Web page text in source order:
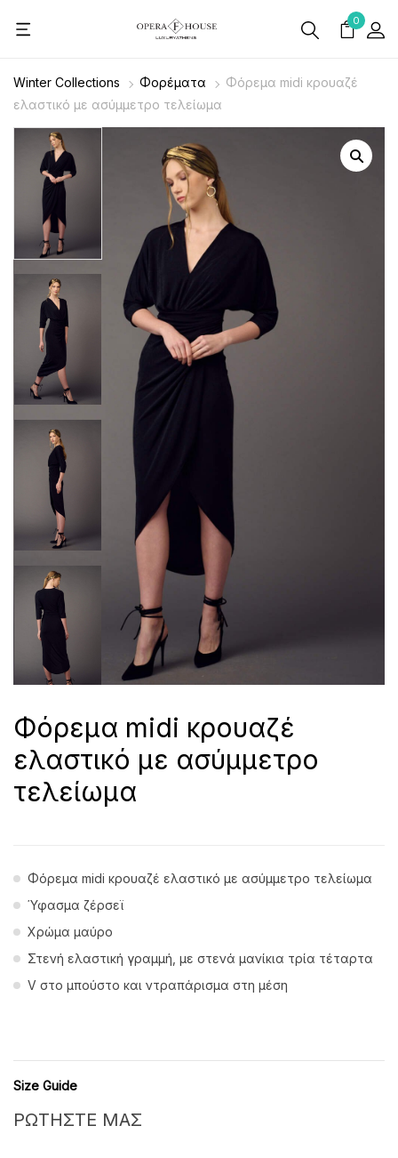
0
Winter Collections Φορέματα
Φόρεμα midi κρουαζέ
ελαστικό με ασύμμετρο τελείωμα
Φόρεμα midi κρουαζέ
ελαστικό με ασύμμετρο
τελείωμα
Φόρεμα midi κρουαζέ ελαστικό με ασύμμετρο τελείωμα
Ύφασμα ζέρσεϊ
Χρώμα μαύρο
Στενή ελαστική γραμμή, με στενά μανίκια τρία τέταρτα
V στο μπούστο και ντραπάρισμα στη μέση
Size Guide
ΡΩΤΗΣΤΕ ΜΑΣ